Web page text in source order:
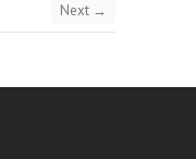
Next →